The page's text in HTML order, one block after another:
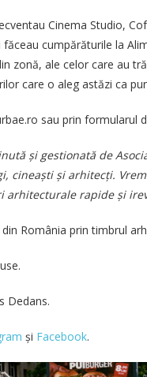
Cinema Studio,
cumpărăturile la
zonă, ale celor care au
care o aleg astăzi ca
sau prin formularul
și gestionată de
cineaști și arhitecți.
arhitecturale rapide și
România prin timbrul
Dedans.
și Facebook.